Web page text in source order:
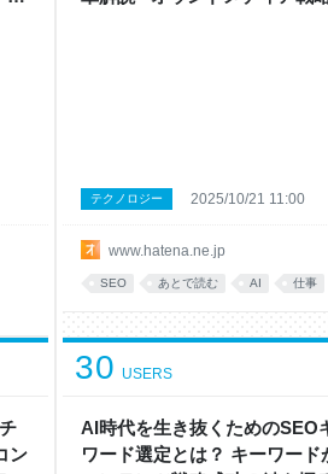
www.hatena.ne.jp
テクノロジー 2025/10/21 11:00
SEO あとで読む AI 仕事
ン
AI時代を生き抜くためのSEO
ワード選定とは？ キーワード
30 USERS